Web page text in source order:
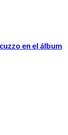
en el álbum